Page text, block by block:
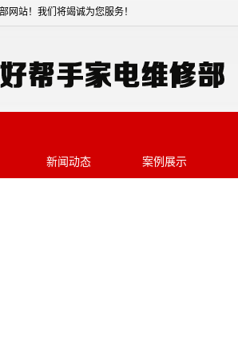
帮手家电维修部网站！我们
新闻动态 案例展示